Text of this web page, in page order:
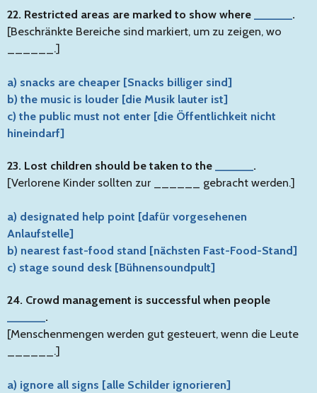
22. Restricted areas are marked to show where
.
[Beschränkte Bereiche sind markiert, um zu zeigen, wo
______.]
a) snacks are cheaper [Snacks billiger sind]
b) the music is louder [die Musik lauter ist]
c) the public must not enter [die Öffentlichkeit nicht
hineindarf]
23. Lost children should be taken to the
.
[Verlorene Kinder sollten zur ______ gebracht werden.]
a) designated help point [dafür vorgesehenen
Anlaufstelle]
b) nearest fast-food stand [nächsten Fast-Food-Stand]
c) stage sound desk [Bühnensoundpult]
24. Crowd management is successful when people
.
[Menschenmengen werden gut gesteuert, wenn die Leute
______.]
a) ignore all signs [alle Schilder ignorieren]